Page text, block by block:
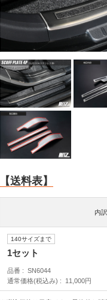
【送料表】
内訳
140サイズまで
1セット
品番
SN6044
通常価格(税込み)
11,000円